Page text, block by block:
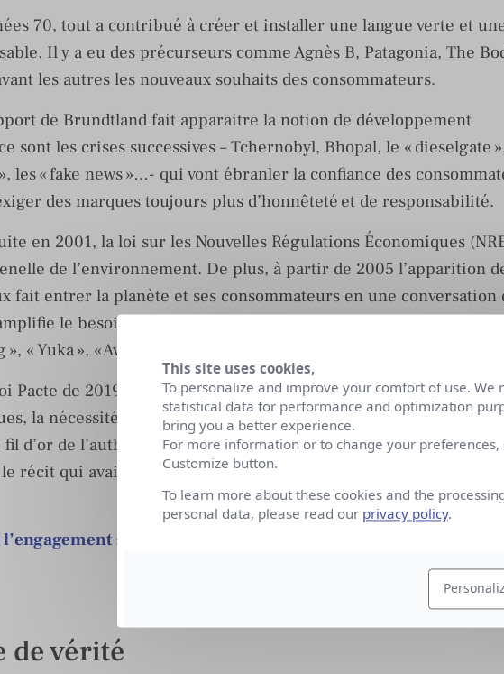
70, tout a contribué à créer et installer une langue verte et
Il y a eu des précurseurs comme Agnès B, Patagonia, The
les autres les nouveaux souhaits des consommateurs.
de Brundtland fait apparaitre la notion de développement
sont les crises successives – Tchernobyl, Bhopal, le « dieselgate
les « fake news »…- qui vont ébranler la confiance des
des marques toujours plus d’honnêteté et de responsabilité.
en 2001, la loi sur les Nouvelles Régulations Économiques
de l’environnement. De plus, à partir de 2005 l’apparition
fait entrer la planète et ses consommateurs en une conversation
le besoin de vérification, de recherche des sources :
« Yuka », « Avis Vérifiés ».
Pacte de 2019, la nécessité de parler de sa raison d’être vient
la nécessité de savoir dire avec fiabilité. La notion de raison
d’or de l’authenticité dans le langage des entreprises et des
récit qui avait commencé de se construire dans les propos des
: Nouvelle stratégie de marque ou réelle
de vérité
This site uses cookies,
To personalize and improve your comfort of use. We
statistical data for performance and optimization
bring you a better experience.
For more information or to change your preferences,
Customize button.
To learn more about these cookies and the
personal data, please read our privacy policy.